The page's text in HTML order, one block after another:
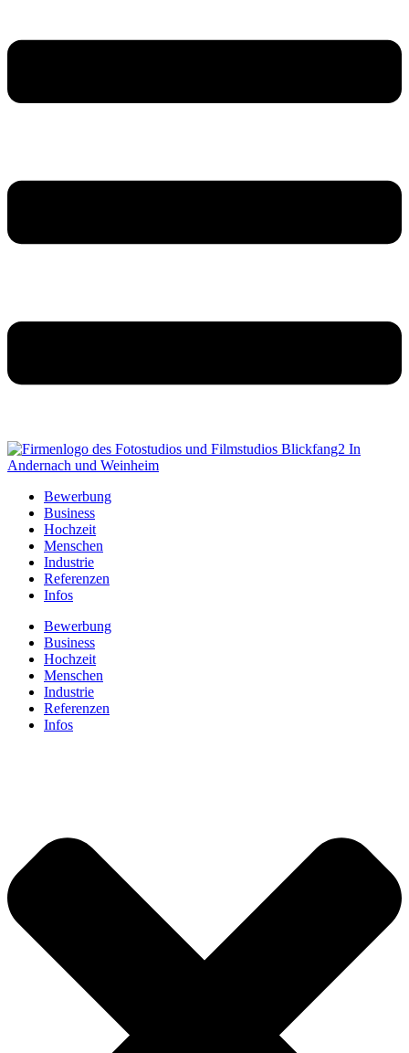
Bewerbung
Business
Hochzeit
Menschen
Industrie
Referenzen
Infos
Bewerbung
Business
Hochzeit
Menschen
Industrie
Referenzen
Infos